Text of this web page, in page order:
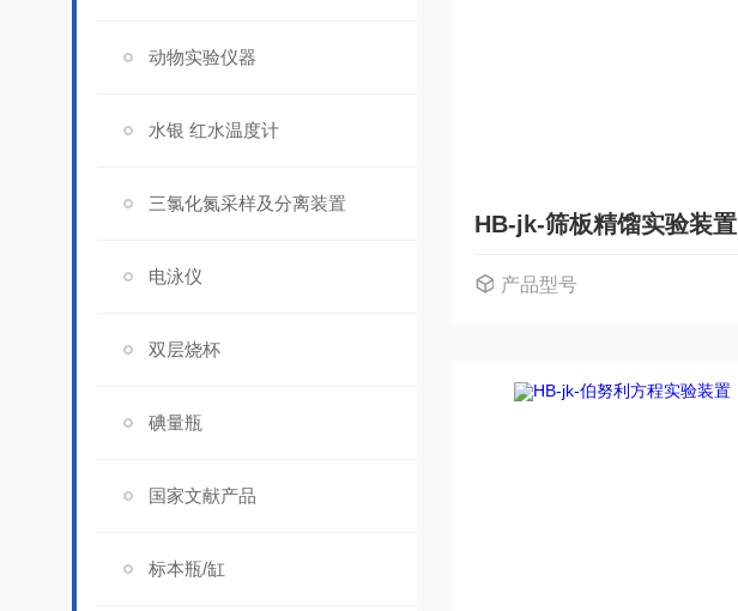
动物实验仪器
水银 红水温度计
三氯化氮采样及分离装置
电泳仪
双层烧杯
碘量瓶
国家文献产品
标本瓶/缸
HB-jk-筛板精馏实验装置
产品型号